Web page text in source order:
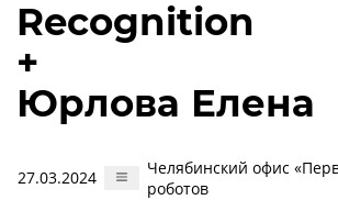
Recognition
+
Юрлова Елена
27.03.2024
Челябинский офис
роботов